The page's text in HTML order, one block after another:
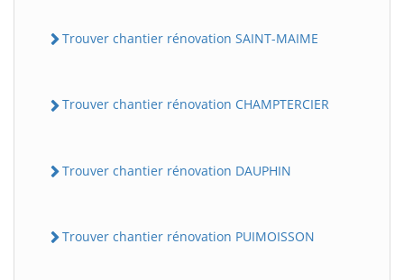
Trouver chantier rénovation SAINT-MAIME
Trouver chantier rénovation CHAMPTERCIER
Trouver chantier rénovation DAUPHIN
Trouver chantier rénovation PUIMOISSON